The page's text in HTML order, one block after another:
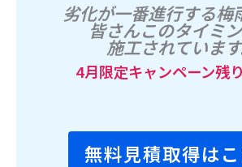
劣化が一番進行する梅
皆さんこのタイミ
施工されています
4月限定キャンペーン残
無料見積取得は